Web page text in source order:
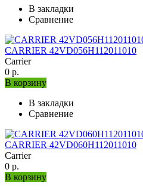
В закладки
Сравнение
CARRIER 42VD056H112011010
Carrier
0 р.
В корзину
В закладки
Сравнение
CARRIER 42VD060H112011010
Carrier
0 р.
В корзину